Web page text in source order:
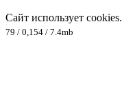
Сайт использует cookies.
79 / 0,154 / 7.4mb